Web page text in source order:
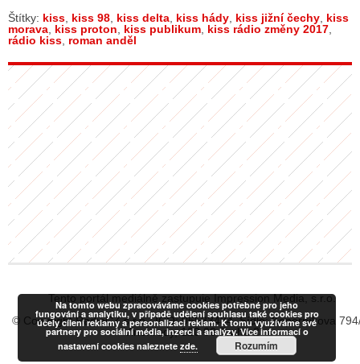
Štítky: kiss kiss 98 kiss delta kiss hády kiss jižní čechy kiss
morava kiss proton kiss publikum kiss rádio změny 2017
rádio kiss roman anděl
Tento portál mediálně zastupuje Impression Media, s.r.o.
© Copyright RadiaCZ s.r.o., IČO: 06533434, Sídlo: Koperníkova
Vinohrady, 120 00 Praha 2
Na tomto webu zpracováváme cookies potřebné pro jeho
fungování a analytiku, v případě udělení souhlasu také cookies pro
účely cílení reklamy a personalizaci reklam. K tomu využíváme své
partnery pro sociální média, inzerci a analýzy. Více informací o
nastavení cookies naleznete zde. Rozumím